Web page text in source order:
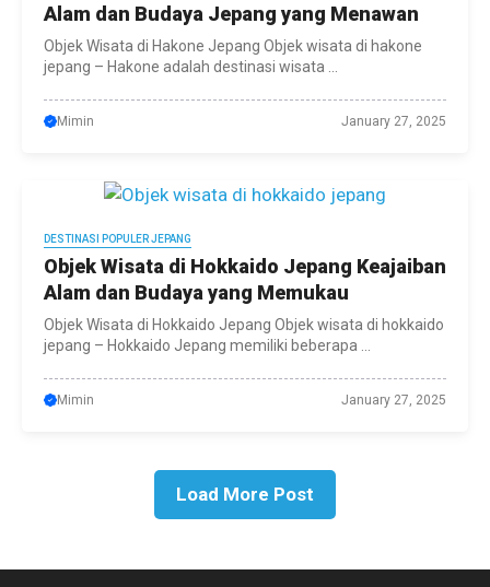
Alam dan Budaya Jepang yang Menawan
Objek Wisata di Hakone Jepang Objek wisata di hakone
jepang – Hakone adalah destinasi wisata ...
Mimin January 27, 2025
DESTINASI POPULER JEPANG
Objek Wisata di Hokkaido Jepang Keajaiban
Alam dan Budaya yang Memukau
Objek Wisata di Hokkaido Jepang Objek wisata di hokkaido
jepang – Hokkaido Jepang memiliki beberapa ...
Mimin January 27, 2025
Load More Post